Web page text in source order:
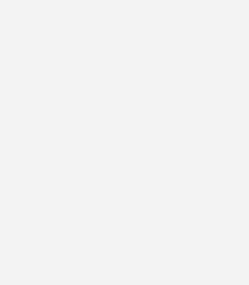
Chefin) müssen Sie die Digitalisierung
Es gibt jede Menge